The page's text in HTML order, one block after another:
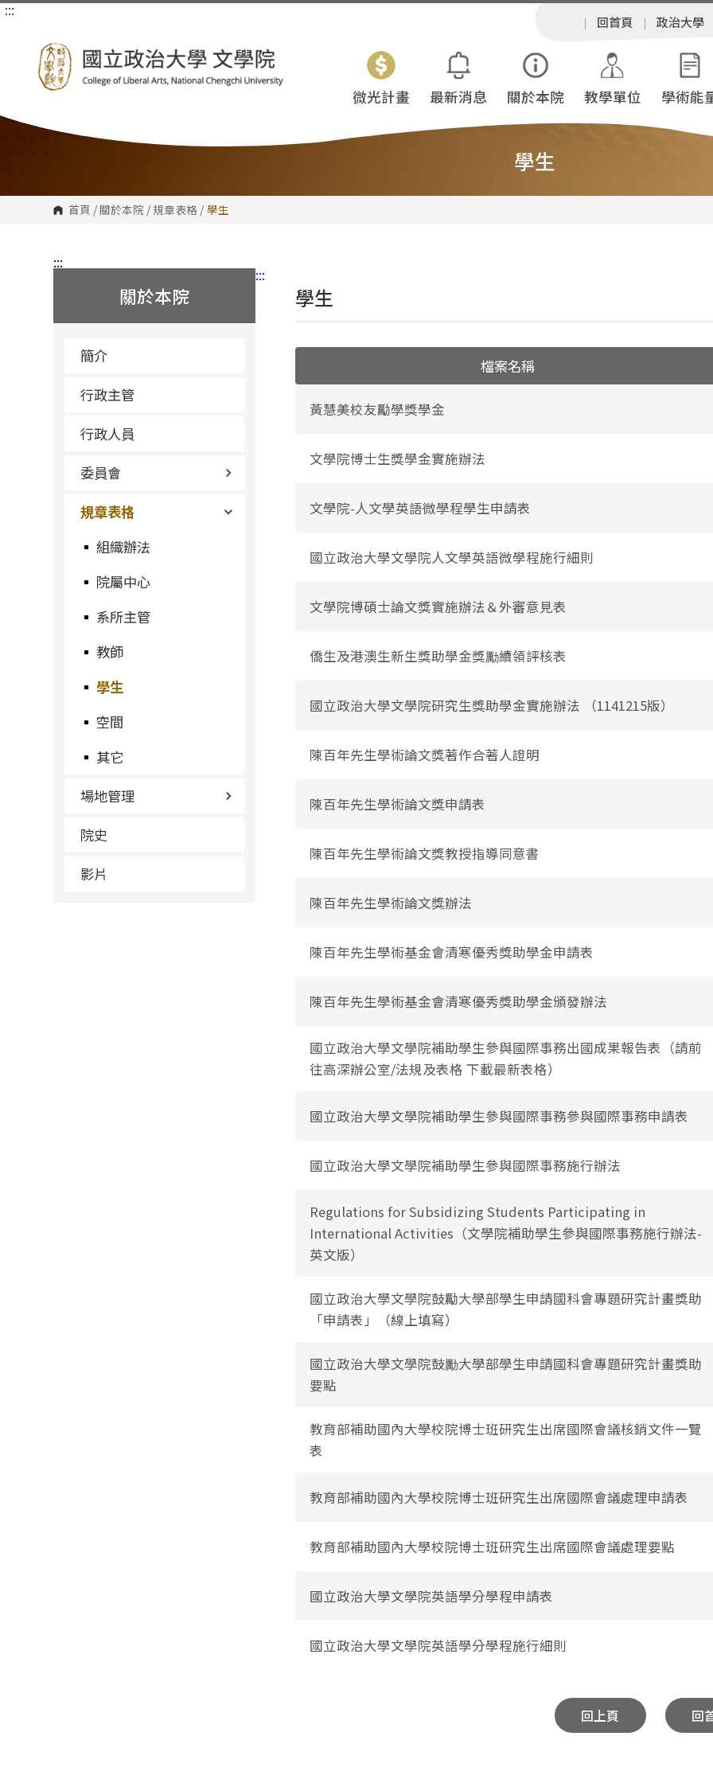
跳
:::
回首頁 政治大學
微光計畫 最新消息 關於本院 教學單位 學術能
學生
首頁 /關於本院 /規章表格 / 學生
:::
關於本院
簡介
行政主管
行政人員
委員會
規章表格
組織辦法
院屬中心
系所主管
教師
學生
空間
其它
場地管理
院史
影片
:::
學生
檔案名稱
黃慧美校友勵學獎學金
文學院博士生獎學金實施辦法
文學院-人文學英語微學程學生申請表
國立政治大學文學院人文學英語微學程施行細則
文學院博碩士論文獎實施辦法＆外審意見表
僑生及港澳生新生獎助學金獎勵續領評核表
國立政治大學文學院研究生獎助學金實施辦法 （1141215版）
陳百年先生學術論文獎著作合著人證明
陳百年先生學術論文獎申請表
陳百年先生學術論文獎教授指導同意書
陳百年先生學術論文獎辦法
陳百年先生學術基金會清寒優秀獎助學金申請表
陳百年先生學術基金會清寒優秀獎助學金頒發辦法
國立政治大學文學院補助學生參與國際事務出國成果報告表（請前
往高深辦公室/法規及表格 下載最新表格）
國立政治大學文學院補助學生參與國際事務參與國際事務申請表
國立政治大學文學院補助學生參與國際事務施行辦法
Regulations for Subsidizing Students Participating in
International Activities（文學院補助學生參與國際事務施行辦法-
英文版）
國立政治大學文學院鼓勵大學部學生申請國科會專題研究計畫獎助
「申請表」（線上填寫）
國立政治大學文學院鼓勵大學部學生申請國科會專題研究計畫獎助
要點
教育部補助國內大學校院博士班研究生出席國際會議核銷文件一覽
表
教育部補助國內大學校院博士班研究生出席國際會議處理申請表
教育部補助國內大學校院博士班研究生出席國際會議處理要點
國立政治大學文學院英語學分學程申請表
國立政治大學文學院英語學分學程施行細則
回上頁 回